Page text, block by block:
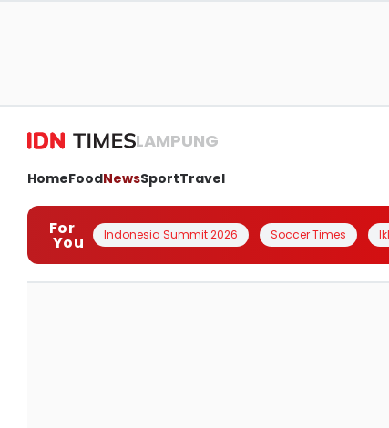
LAMPUNG
HomeFoodNewsSportTravel
For
You Indonesia Summit 2026 Soccer Times